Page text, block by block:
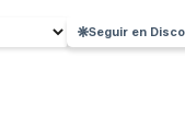
Seguir en